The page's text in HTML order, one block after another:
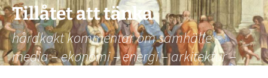
Hoppa
till
innehåll
Tillåtet att tänka
hårdkokt kommentar om samhälle –
media – ekonomi – energi – arkitektur –